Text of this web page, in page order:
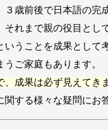
歳前後で日本語の
れまで親の役目とし
うことを成果とし
ご家庭もあります。
成果は必ず見えてき
する様々な疑問にお